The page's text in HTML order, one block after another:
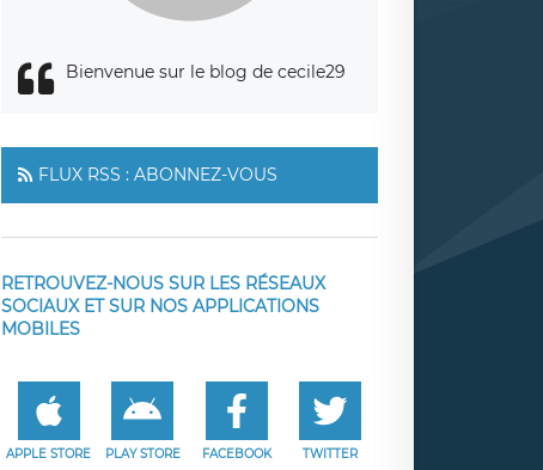
Bienvenue sur le blog de cecile29
FLUX RSS : ABONNEZ-VOUS
RETROUVEZ-NOUS SUR LES RÉSEAUX
SOCIAUX ET SUR NOS APPLICATIONS
MOBILES
APPLE STORE PLAY STORE FACEBOOK TWITTER